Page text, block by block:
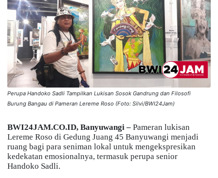
Perupa Handoko Sadli Tampilkan Lukisan Sosok Gandrung dan Filosofi
Burung Bangau di Pameran Lereme Roso (Foto: Silvi/BWI24Jam)
BWI24JAM.CO.ID, Banyuwangi – Pameran lukisan
Lereme Roso di Gedung Juang 45 Banyuwangi menjadi
ruang bagi para seniman lokal untuk mengekspresikan
kedekatan emosionalnya, termasuk perupa senior
Handoko Sadli.